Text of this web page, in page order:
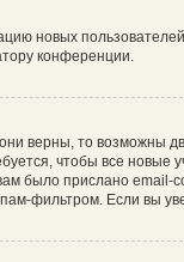
новых
конференции.
верны, то возможны
чтобы все
было прислано
фильтром. Если вы